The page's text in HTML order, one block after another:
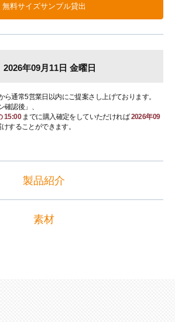
無料サイズサンプル貸出
2026年09月11日 金曜日
ら通常5営業日以内にご提案さし上げております。
確認後」、
15:00までに購入確定をしていただければ2026年09
することができます。
製品紹介
素材